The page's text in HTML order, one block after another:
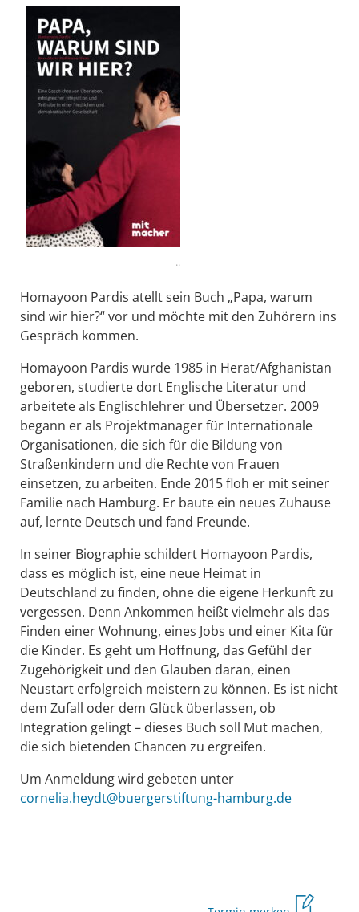
..
Homayoon Pardis atellt sein Buch „Papa, warum
sind wir hier?“ vor und möchte mit den Zuhörern ins
Gespräch kommen.
Homayoon Pardis wurde 1985 in Herat/Afghanistan
geboren, studierte dort Englische Literatur und
arbeitete als Englischlehrer und Übersetzer. 2009
begann er als Projektmanager für Internationale
Organisationen, die sich für die Bildung von
Straßenkindern und die Rechte von Frauen
einsetzen, zu arbeiten. Ende 2015 floh er mit seiner
Familie nach Hamburg. Er baute ein neues Zuhause
auf, lernte Deutsch und fand Freunde.
In seiner Biographie schildert Homayoon Pardis,
dass es möglich ist, eine neue Heimat in
Deutschland zu finden, ohne die eigene Herkunft zu
vergessen. Denn Ankommen heißt vielmehr als das
Finden einer Wohnung, eines Jobs und einer Kita für
die Kinder. Es geht um Hoffnung, das Gefühl der
Zugehörigkeit und den Glauben daran, einen
Neustart erfolgreich meistern zu können. Es ist nicht
dem Zufall oder dem Glück überlassen, ob
Integration gelingt – dieses Buch soll Mut machen,
die sich bietenden Chancen zu ergreifen.
Um Anmeldung wird gebeten unter
cornelia.heydt@buergerstiftung-hamburg.de